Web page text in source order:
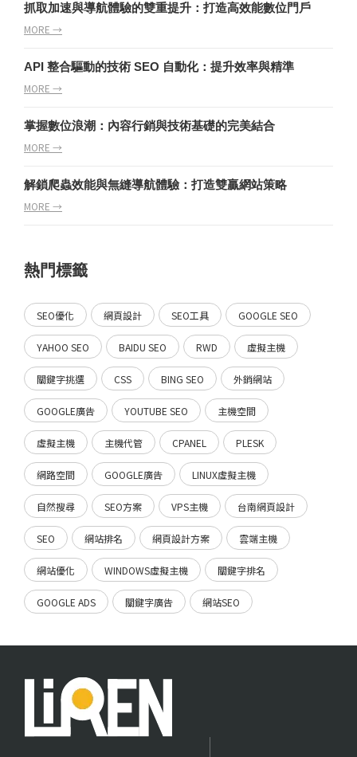
抓取加速與導航體驗的雙重提升：打造高效能數位門戶
MORE →
API 整合驅動的技術 SEO 自動化：提升效率與精準
MORE →
掌握數位浪潮：內容行銷與技術基礎的完美結合
MORE →
解鎖爬蟲效能與無縫導航體驗：打造雙贏網站策略
MORE →
熱門標籤
SEO優化 網頁設計 SEO工具 GOOGLE SEO
YAHOO SEO BAIDU SEO RWD 虛擬主機
關鍵字挑選 CSS BING SEO 外銷網站
GOOGLE廣告 YOUTUBE SEO 主機空間
虛擬主機 主機代管 CPANEL PLESK
網路空間 GOOGLE廣告 LINUX虛擬主機
自然搜尋 SEO方案 VPS主機 台南網頁設計
SEO 網站排名 網頁設計方案 雲端主機
網站優化 WINDOWS虛擬主機 關鍵字排名
GOOGLE ADS 關鍵字廣告 網站SEO